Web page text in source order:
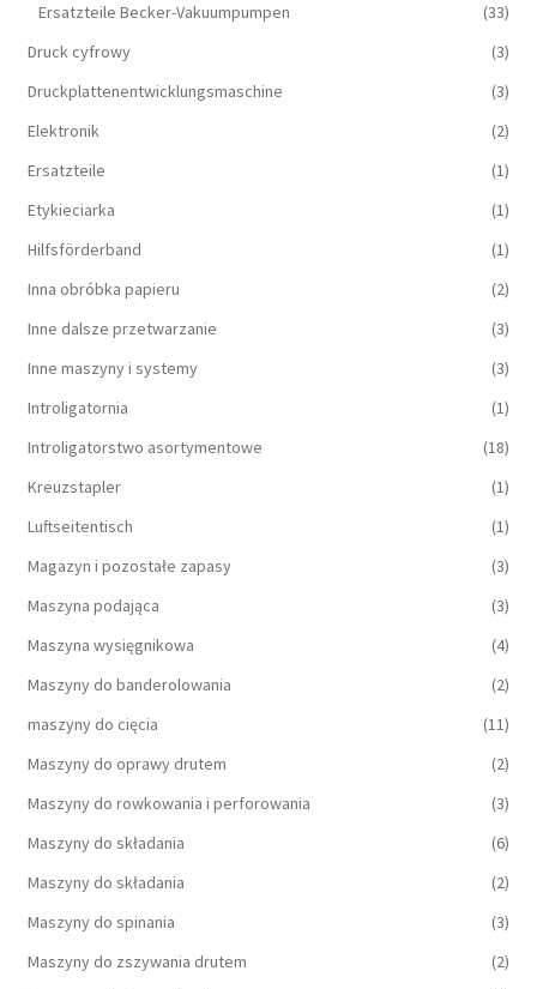
Ersatzteile Becker-Vakuumpumpen
(33)
Druck cyfrowy
(3)
Druckplattenentwicklungsmaschine
(3)
Elektronik
(2)
Ersatzteile
(1)
Etykieciarka
(1)
Hilfsförderband
(1)
Inna obróbka papieru
(2)
Inne dalsze przetwarzanie
(3)
Inne maszyny i systemy
(3)
Introligatornia
(1)
Introligatorstwo asortymentowe
(18)
Kreuzstapler
(1)
Luftseitentisch
(1)
Magazyn i pozostałe zapasy
(3)
Maszyna podająca
(3)
Maszyna wysięgnikowa
(4)
Maszyny do banderolowania
(2)
maszyny do cięcia
(11)
Maszyny do oprawy drutem
(2)
Maszyny do rowkowania i perforowania
(3)
Maszyny do składania
(6)
Maszyny do składania
(2)
Maszyny do spinania
(3)
Maszyny do zszywania drutem
(2)